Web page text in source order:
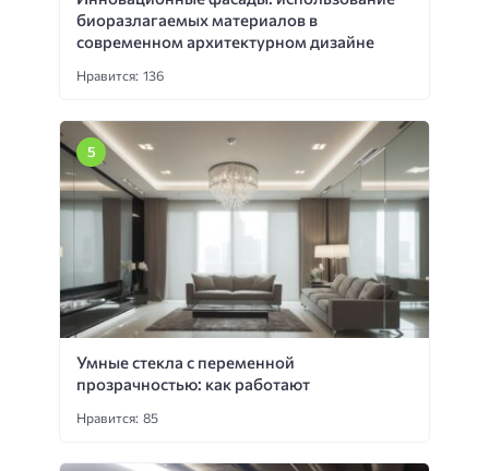
биоразлагаемых материалов в
современном архитектурном дизайне
Нравится: 136
Умные стекла с переменной
прозрачностью: как работают
Нравится: 85